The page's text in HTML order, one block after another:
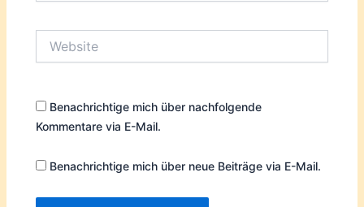
Benachrichtige mich über nachfolgende
Kommentare via E-Mail.
Benachrichtige mich über neue Beiträge via E-Mail.